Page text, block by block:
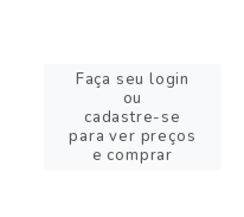
Faça seu login
ou
cadastre-se
para ver preços
e comprar